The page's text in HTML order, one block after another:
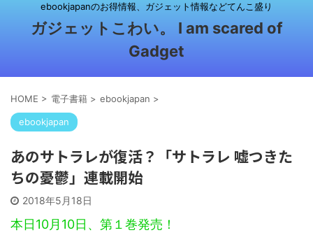
ebookjapanのお得情報、ガジェット情報などてんこ盛り
ガジェットこわい。 I am scared of
Gadget
HOME > 電子書籍 > ebookjapan >
ebookjapan
あのサトラレが復活？「サトラレ 嘘つきた
ちの憂鬱」連載開始
2018年5月18日
本日10月10日、第１巻発売！